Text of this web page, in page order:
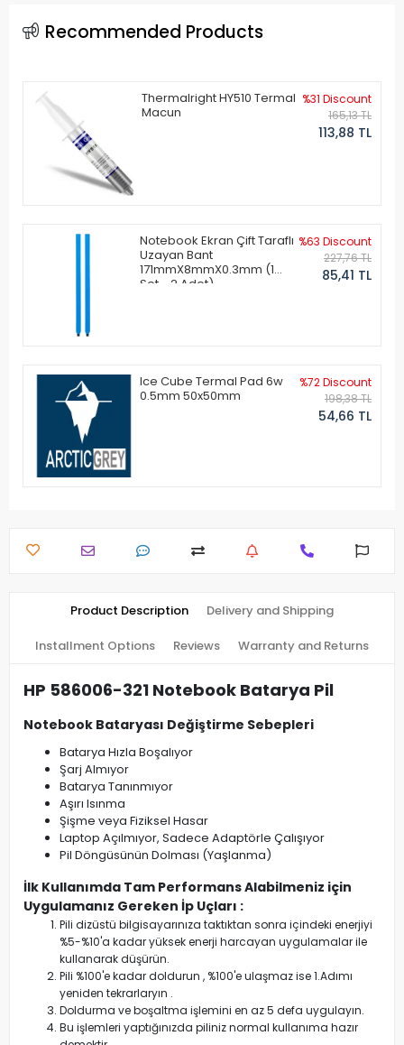
Recommended Products
Thermalright HY510 Termal
Macun
%31 Discount
165,13 TL
113,88 TL
Notebook Ekran Çift Taraflı
Uzayan Bant
171mmX8mmX0.3mm (1
Set - 2 Adet)
%63 Discount
227,76 TL
85,41 TL
Ice Cube Termal Pad 6w
0.5mm 50x50mm
%72 Discount
198,38 TL
54,66 TL
Product Description Delivery and Shipping
Installment Options Reviews Warranty and Returns
HP 586006-321 Notebook Batarya Pil
Notebook Bataryası Değiştirme Sebepleri
Batarya Hızla Boşalıyor
Şarj Almıyor
Batarya Tanınmıyor
Aşırı Isınma
Şişme veya Fiziksel Hasar
Laptop Açılmıyor, Sadece Adaptörle Çalışıyor
Pil Döngüsünün Dolması (Yaşlanma)
İlk Kullanımda Tam Performans Alabilmeniz için
Uygulamanız Gereken İp Uçları :
Pili dizüstü bilgisayarınıza taktıktan sonra içindeki enerjiyi
%5-%10'a kadar yüksek enerji harcayan uygulamalar ile
kullanarak düşürün.
Pili %100'e kadar doldurun , %100'e ulaşmaz ise 1.Adımı
yeniden tekrarlaryın .
Doldurma ve boşaltma işlemini en az 5 defa uygulayın.
Bu işlemleri yaptığınızda piliniz normal kullanıma hazır